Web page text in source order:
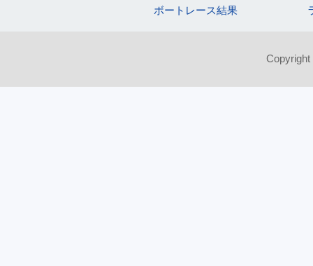
ボートレース結果